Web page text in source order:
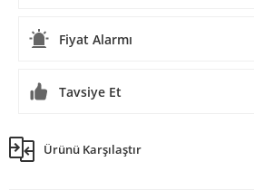
Fiyat Alarmı
Tavsiye Et
Ürünü Karşılaştır